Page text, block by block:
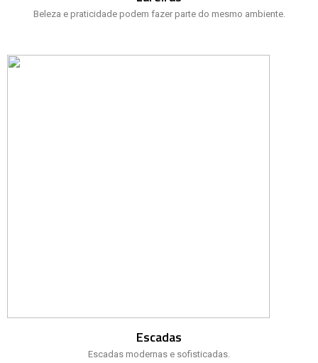
Beleza e praticidade podem fazer parte do mesmo ambiente.
Escadas
Escadas modernas e sofisticadas.